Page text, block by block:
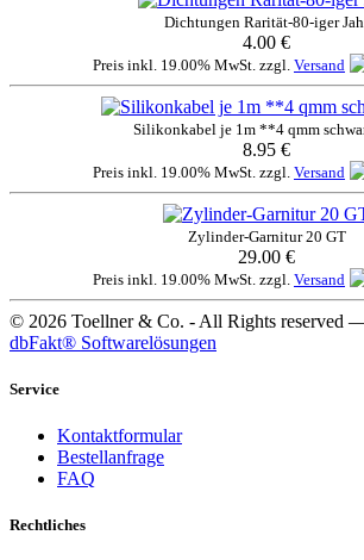
Dichtungen Rarität-80-iger
4.00 €
Preis inkl. 19.00% MwSt. zzgl. Versand
Silikonkabel je 1m **4 qmm
8.95 €
Preis inkl. 19.00% MwSt. zzgl. Versand
Zylinder-Garnitur 20 GT
29.00 €
Preis inkl. 19.00% MwSt. zzgl. Versand
© 2026 Toellner & Co. - All Rights reserved
dbFakt® Softwarelösungen
Service
Kontaktformular
Bestellanfrage
FAQ
Rechtliches